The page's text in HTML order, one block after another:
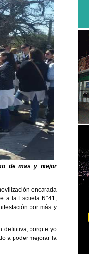
de más y mejor
encarada
a la Escuela N°41,
por más y
defintiva, porque yo
a poder mejorar la